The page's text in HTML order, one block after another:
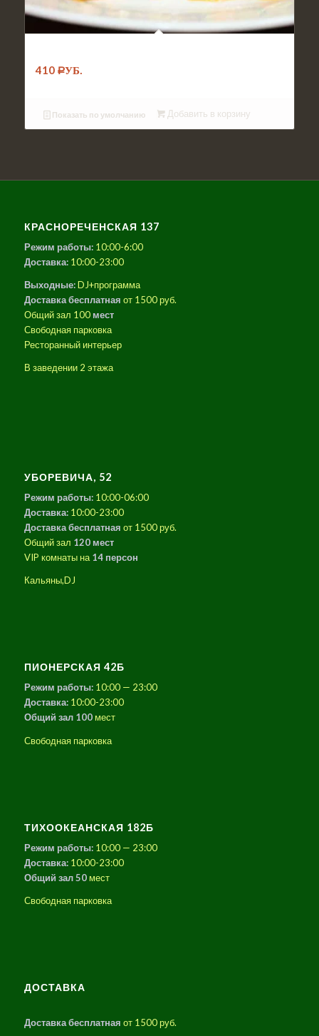
410 РУБ.
Добавить в корзину
Показать по умолчанию
КРАСНОРЕЧЕНСКАЯ 137
Режим работы:10:00-6:00
Доставка:10:00-23:00
Выходные:DJ+программа
Доставка бесплатная от 1500 руб.
Общий зал 100мест
Свободная парковка
Ресторанный интерьер
В заведении 2 этажа
УБОРЕВИЧА, 52
Режим работы:10:00-06:00
Доставка:10:00-23:00
Доставка бесплатная от 1500 руб.
Общий зал 120 мест
VIP комнаты на 14 персон
Кальяны,DJ
ПИОНЕРСКАЯ 42Б
Режим работы:10:00 — 23:00
Доставка:10:00-23:00
Общий зал 100мест
Свободная парковка
ТИХООКЕАНСКАЯ 182Б
Режим работы:10:00 — 23:00
Доставка:10:00-23:00
Общий зал 50мест
Свободная парковка
ДОСТАВКА
Доставка бесплатная от 1500 руб.